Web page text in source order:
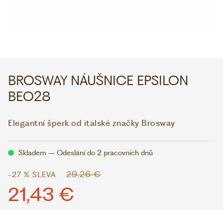
BROSWAY NÁUŠNICE EPSILON
BEO28
Elegantní šperk od italské značky Brosway
Skladem – Odeslání do 2 pracovních dnů
-27 % SLEVA 29,26 €
21,43 €